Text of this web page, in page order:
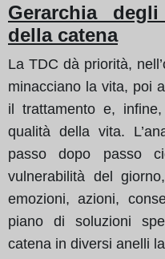
Gerarchia
della catena
La TDC dà priorità,
minacciano la vita, poi
il trattamento e,
qualità della vita.
passo dopo passo
vulnerabilità del
emozioni, azioni,
piano di soluzioni
catena in diversi anelli